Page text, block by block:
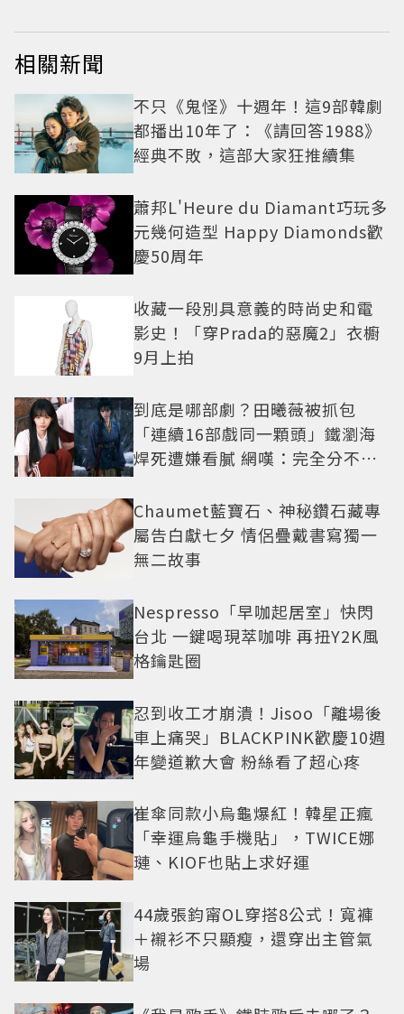
相關新聞
不只《鬼怪》十週年！這9部韓劇
都播出10年了：《請回答1988》
經典不敗，這部大家狂推續集
蕭邦L'Heure du Diamant巧玩多
元幾何造型 Happy Diamonds歡
慶50周年
收藏一段別具意義的時尚史和電
影史！「穿Prada的惡魔2」衣櫥
9月上拍
到底是哪部劇？田曦薇被抓包
「連續16部戲同一顆頭」鐵瀏海
焊死遭嫌看膩 網嘆：完全分不出
Chaumet藍寶石、神秘鑽石藏專
屬告白獻七夕 情侶疊戴書寫獨一
無二故事
Nespresso「早咖起居室」快閃
台北 一鍵喝現萃咖啡 再扭Y2K風
格鑰匙圈
忍到收工才崩潰！Jisoo「離場後
車上痛哭」BLACKPINK歡慶10週
年變道歉大會 粉絲看了超心疼
崔傘同款小烏龜爆紅！韓星正瘋
「幸運烏龜手機貼」，TWICE娜
璉、KIOF也貼上求好運
44歲張鈞甯OL穿搭8公式！寬褲
＋襯衫不只顯瘦，還穿出主管氣
場